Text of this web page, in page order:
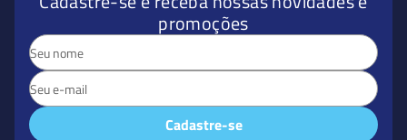
promoções
Cadastre-se